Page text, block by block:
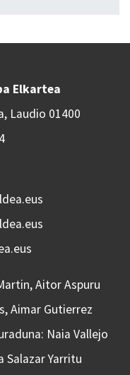
Elkartea
Laudio 01400
Aitor Aspuru
Aimar Gutierrez
Naia Vallejo
Salazar Yarritu